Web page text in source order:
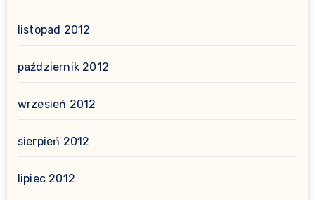
listopad 2012
październik 2012
wrzesień 2012
sierpień 2012
lipiec 2012